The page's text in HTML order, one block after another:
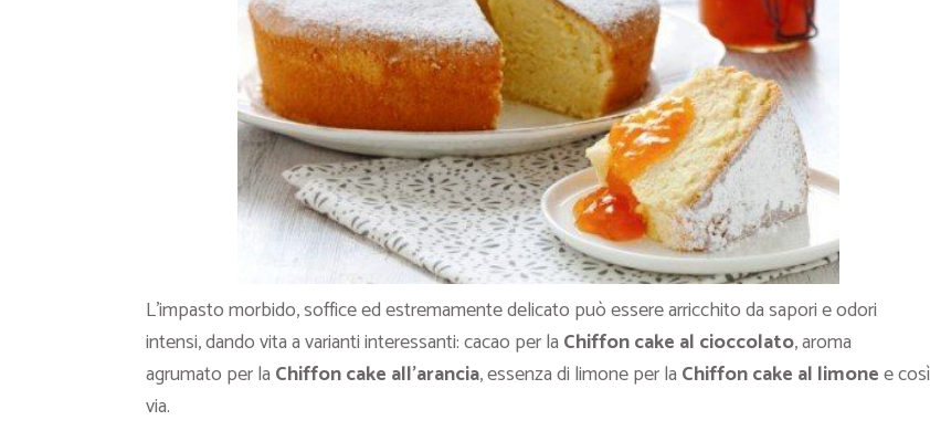
L’impasto morbido, soffice ed estremamente delicato può essere arricchito da sapori e odori
intensi, dando vita a varianti interessanti: cacao per la Chiffon cake al cioccolato, aroma
agrumato per la Chiffon cake all’arancia, essenza di limone per la Chiffon cake al limonee così
via.